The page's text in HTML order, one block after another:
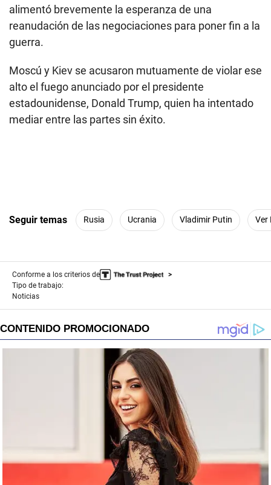
alimentó brevemente la esperanza de una
reanudación de las negociaciones para poner fin a la
guerra.
Moscú y Kiev se acusaron mutuamente de violar ese
alto el fuego anunciado por el presidente
estadounidense, Donald Trump, quien ha intentado
mediar entre las partes sin éxito.
Seguir temas Rusia Ucrania Vladimir Putin Ver
Conforme a los criterios de
Tipo de trabajo:
Noticias